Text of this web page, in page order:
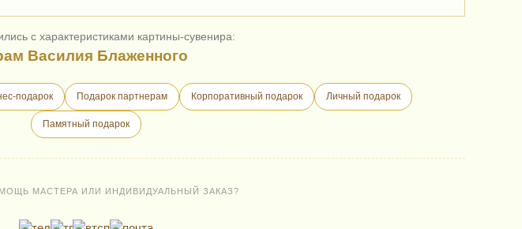
с характеристиками картины-сувенира:
Василия Блаженного
подарок Подарок партнерам Корпоративный подарок Личный подарок
Памятный подарок
МАСТЕРА ИЛИ ИНДИВИДУАЛЬНЫЙ ЗАКАЗ?